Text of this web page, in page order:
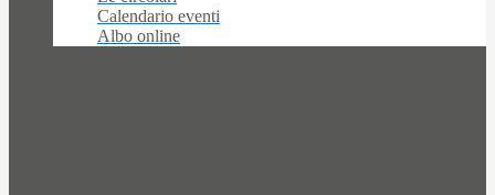
Calendario eventi
Albo online